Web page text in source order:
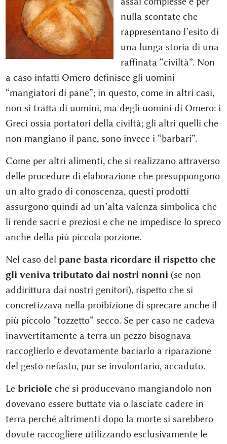
nulla scontate che
rappresentano l’esito di
una lunga storia di una
raffinata “civiltà”. Non
a caso infatti Omero definisce gli uomini
“mangiatori di pane”; in questo, come in altri casi,
non si tratta di uomini, ma degli uomini di Omero: i
Greci ossia portatori della civiltà; gli altri quelli che
non mangiano il pane, sono invece i “barbari”.
Come per altri alimenti, che si realizzano attraverso
delle procedure di elaborazione che presuppongono
un alto grado di conoscenza, questi prodotti
assurgono quindi ad un’alta valenza simbolica che
li rende sacri e preziosi e che ne impedisce lo spreco
anche della più piccola porzione.
Nel caso del pane basta ricordare il rispetto che
gli veniva tributato dai nostri nonni (se non
addirittura dai nostri genitori), rispetto che si
concretizzava nella proibizione di sprecare anche il
più piccolo “tozzetto” secco. Se per caso ne cadeva
inavvertitamente a terra un pezzo bisognava
raccoglierlo e devotamente baciarlo a riparazione
del gesto nefasto, pur se involontario, accaduto.
Le bricioleche si producevano mangiandolo non
dovevano essere buttate via o lasciate cadere in
terra perché altrimenti dopo la morte si sarebbero
dovute raccogliere utilizzando esclusivamente le